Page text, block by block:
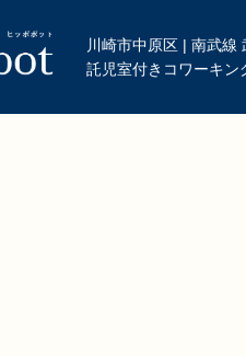
川崎市中原区 | 南武線
託児室付きコワーキン